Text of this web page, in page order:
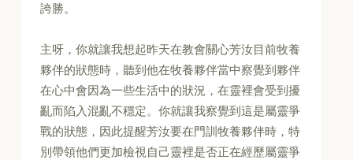
誇勝。
主呀，你就讓我想起昨天在教會關心芳汝目前牧養
夥伴的狀態時，聽到他在牧養夥伴當中察覺到夥伴
在心中會因為一些生活中的狀況，在靈裡會受到擾
亂而陷入混亂不穩定。你就讓我察覺到這是屬靈爭
戰的狀態，因此提醒芳汝要在門訓牧養夥伴時，特
別帶領他們更加檢視自己靈裡是否正在經歷屬靈爭